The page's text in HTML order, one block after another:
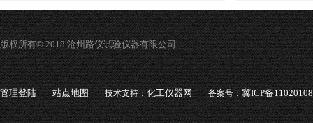
版权所有© 2018 沧州路仪试验仪器有限公司
管理登陆 站点地图 技术支持：化工仪器网 备案号：冀ICP备